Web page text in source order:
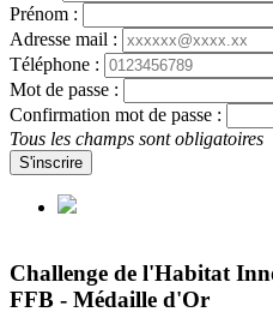
Prénom :
Adresse mail :
Téléphone :
Mot de passe :
Confirmation mot de passe :
Tous les champs sont obligatoires
S'inscrire
Challenge de l'Habitat
FFB - Médaille d'Or